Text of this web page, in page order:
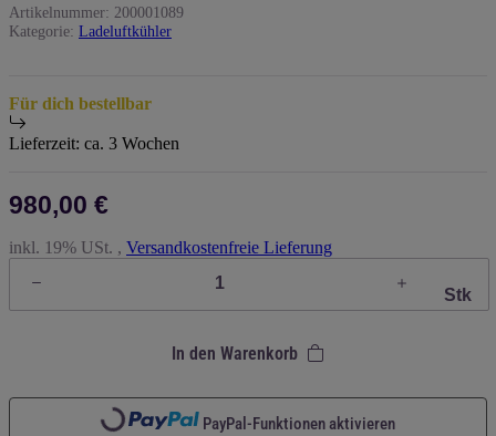
Artikelnummer: 200001089
Kategorie: Ladeluftkühler
Für dich bestellbar
Lieferzeit: ca. 3 Wochen
980,00 €
inkl. 19% USt. , Versandkostenfreie Lieferung
Stk
In den Warenkorb
Loading... PayPal-Funktionen aktivieren